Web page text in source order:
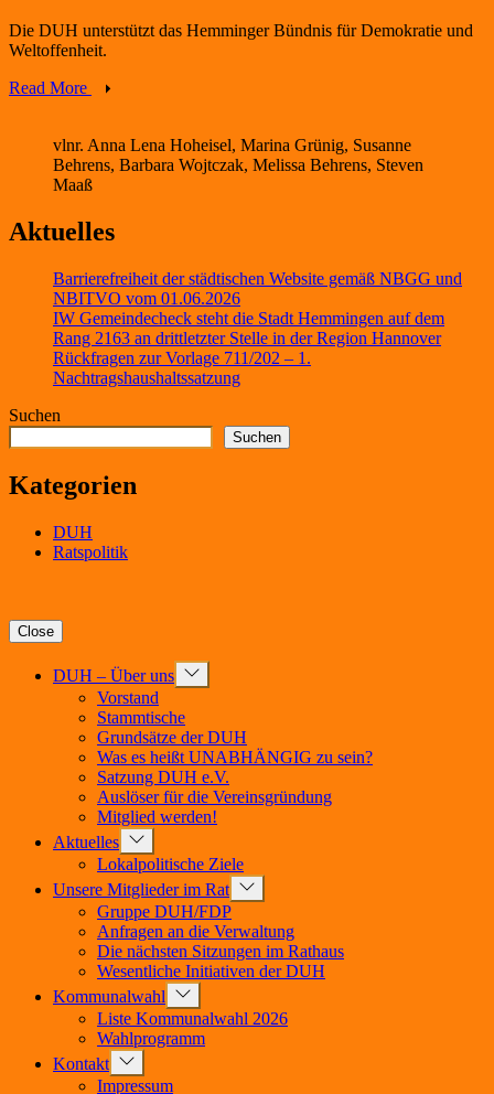
Die DUH unterstützt das Hemminger Bündnis für Demokratie und
Weltoffenheit.
Read More
vlnr. Anna Lena Hoheisel, Marina Grünig, Susanne
Behrens, Barbara Wojtczak, Melissa Behrens, Steven
Maaß
Aktuelles
Barrierefreiheit der städtischen Website gemäß NBGG und
NBITVO vom 01.06.2026
IW Gemeindecheck steht die Stadt Hemmingen auf dem
Rang 2163 an drittletzter Stelle in der Region Hannover
Rückfragen zur Vorlage 711/202 – 1.
Nachtragshaushaltssatzung
Suchen
Suchen
Kategorien
DUH
Ratspolitik
Close
DUH – Über uns Show
sub
Vorstand
Stammtische
Grundsätze der DUH
Was es heißt UNABHÄNGIG zu sein?
Satzung DUH e.V.
Auslöser für die Vereinsgründung
Mitglied werden!
Aktuelles Show
sub
menu
Lokalpolitische Ziele
Unsere Mitglieder im Rat Show
sub
Gruppe DUH/FDP
Anfragen an die Verwaltung
Die nächsten Sitzungen im Rathaus
Wesentliche Initiativen der DUH
Kommunalwahl
Show
sub
menu
Liste Kommunalwahl 2026
Wahlprogramm
Kontakt Show
sub
Impressum